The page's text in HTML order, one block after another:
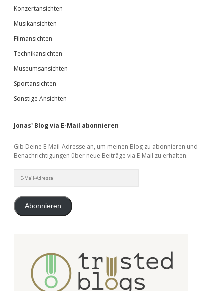
Konzertansichten
Musikansichten
Filmansichten
Technikansichten
Museumsansichten
Sportansichten
Sonstige Ansichten
Jonas' Blog via E-Mail abonnieren
Gib Deine E-Mail-Adresse an, um meinen Blog zu abonnieren und
Benachrichtigungen über neue Beiträge via E-Mail zu erhalten.
Mail-
Abonnieren